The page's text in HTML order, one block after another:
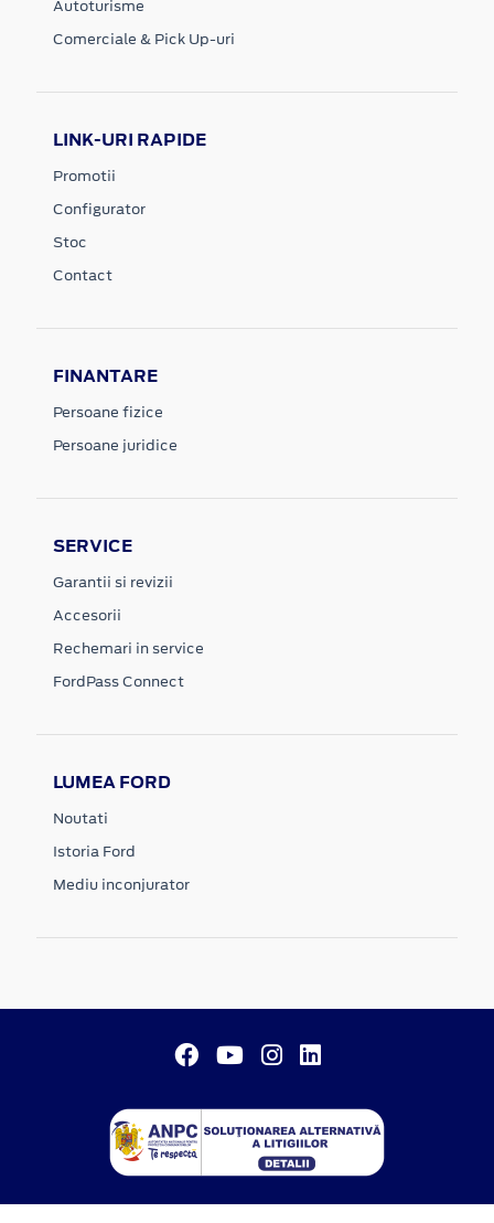
Autoturisme
Comerciale & Pick Up-uri
LINK-URI RAPIDE
Promotii
Configurator
Stoc
Contact
FINANTARE
Persoane fizice
Persoane juridice
SERVICE
Garantii si revizii
Accesorii
Rechemari in service
FordPass Connect
LUMEA FORD
Noutati
Istoria Ford
Mediu inconjurator